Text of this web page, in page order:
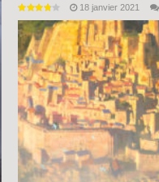
18 janvier 2021